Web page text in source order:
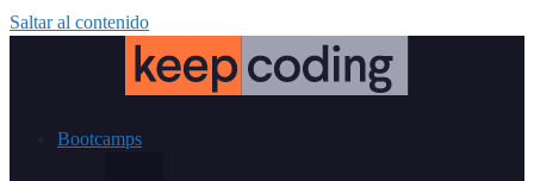
Saltar al contenido
Bootcamps